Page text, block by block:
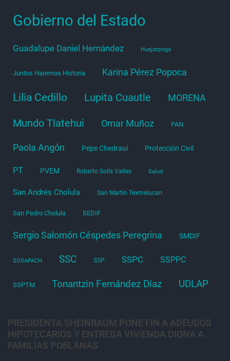
Gobierno del Estado
Guadalupe Daniel Hernández Huejotzingo
Juntos Haremos Historia Karina Pérez Popoca
Lilia Cedillo Lupita Cuautle MORENA
Mundo Tlatehui Omar Muñoz PAN
Paola Angón Pepe Chedraui Protección Civil
PT PVEM Roberto Solís Valles Salud
San Andrés Cholula San Martín Texmelucan
San Pedro Cholula SEDIF
Sergio Salomón Céspedes Peregrina SMDIF
SOSAPACH SSC SSP SSPC SSPPC
SSPTM Tonantzin Fernández Díaz UDLAP
PRESIDENTA SHEINBAUM PONE FIN A ADEUDOS
HIPOTECARIOS Y ENTREGA VIVIENDA DIGNA A
FAMILIAS POBLANAS